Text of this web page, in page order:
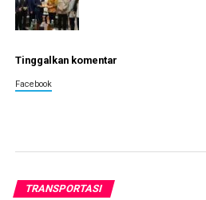
Tinggalkan komentar
Facebook
TRANSPORTASI